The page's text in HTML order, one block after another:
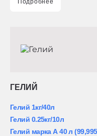
Подробнее
ГЕЛИЙ
Гелий 1кг/40л
Гелий 0.25кг/10л
Гелий марка А 40 л